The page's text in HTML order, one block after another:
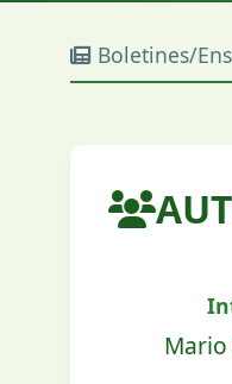
Boletines/
Mario